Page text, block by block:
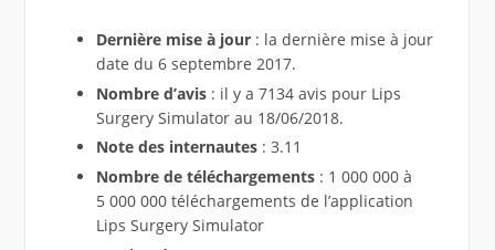
Dernière mise à jour: la dernière mise à jour
date du 6 septembre 2017.
Nombre d’avis: il y a 7134 avis pour Lips
Surgery Simulator au 18/06/2018.
Note des internautes: 3.11
Nombre de téléchargements : 1 000 000 à
5 000 000 téléchargements de l’application
Lips Surgery Simulator